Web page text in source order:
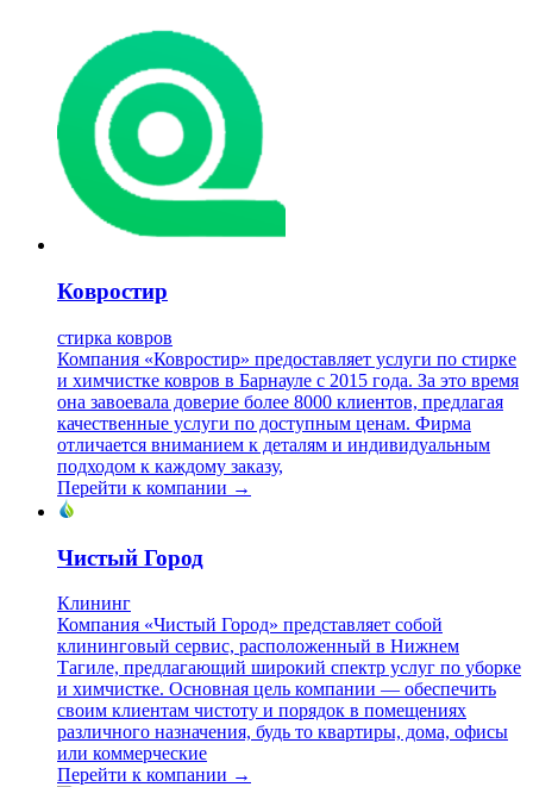
Ковростир
стирка ковров
Компания «Ковростир» предоставляет услуги по стирке
и химчистке ковров в Барнауле с 2015 года. За это время
она завоевала доверие более 8000 клиентов, предлагая
качественные услуги по доступным ценам. Фирма
отличается вниманием к деталям и индивидуальным
подходом к каждому заказу,
Перейти к компании →
Чистый Город
Клининг
Компания «Чистый Город» представляет собой
клининговый сервис, расположенный в Нижнем
Тагиле, предлагающий широкий спектр услуг по уборке
и химчистке. Основная цель компании — обеспечить
своим клиентам чистоту и порядок в помещениях
различного назначения, будь то квартиры, дома, офисы
или коммерческие
Перейти к компании →